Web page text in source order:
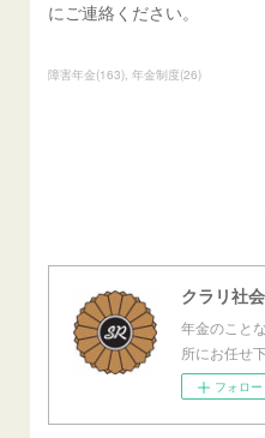
にご連絡ください。
障害年金(163) 年金制度(26)
年金のこと
所にお任せ下
フォロー